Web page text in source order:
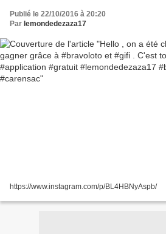
#lemondedezaza17
#carensac
Publié le 22/10/2016 à 20:20
Par lemondedezaza17
https://www.instagram.com/p/BL4HBNyAspb/